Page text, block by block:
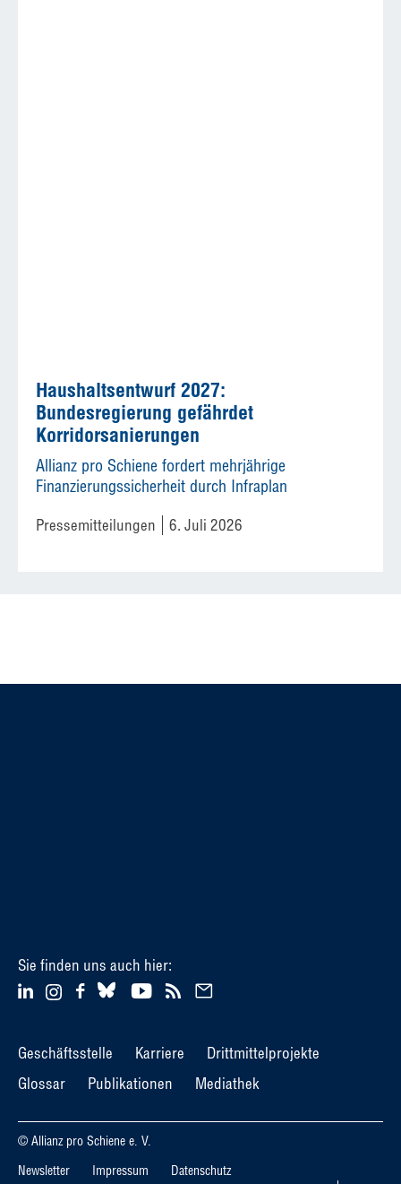
Haushaltsentwurf 2027:
Bundesregierung gefährdet
Korridorsanierungen
Allianz pro Schiene fordert mehrjährige
Finanzierungssicherheit durch Infraplan
Pressemitteilungen 6. Juli 2026
Sie finden uns auch hier:
Geschäftsstelle Karriere
Drittmittelprojekte
Glossar
Publikationen Mediathek
© Allianz pro Schiene e. V.
Newsletter
Impressum
Datenschutz